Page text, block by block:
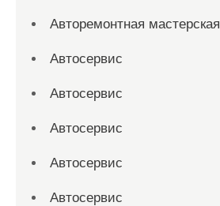
Авторемонтная мастерская
Автосервис
Автосервис
Автосервис
Автосервис
Автосервис